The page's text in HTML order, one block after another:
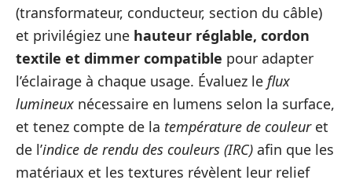
(transformateur, conducteur, section du câble)
et privilégiez une hauteur réglable, cordon
textile et dimmer compatible pour adapter
l’éclairage à chaque usage. Évaluez le flux
lumineux nécessaire en lumens selon la surface,
et tenez compte de la température de couleuret
de l’indice de rendu des couleurs (IRC) afin que les
matériaux et les textures révèlent leur relief